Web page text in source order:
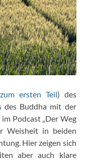
ersten Teil) des
des Buddha mit der
Podcast „Der Weg
Weisheit in beiden
Hier zeigen sich
aber auch klare